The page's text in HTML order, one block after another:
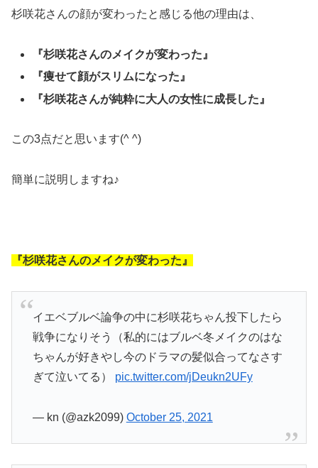
杉咲花さんの顔が変わったと感じる他の理由は、
『杉咲花さんのメイクが変わった』
『痩せて顔がスリムになった』
『杉咲花さんが純粋に大人の女性に成長した』
この3点だと思います(^ ^)
簡単に説明しますね♪
『杉咲花さんのメイクが変わった』
イエベブルベ論争の中に杉咲花ちゃん投下したら
戦争になりそう（私的にはブルベ冬メイクのはな
ちゃんが好きやし今のドラマの髪似合ってなさす
ぎて泣いてる） pic.twitter.com/jDeukn2UFy
— kn (@azk2099) October 25, 2021